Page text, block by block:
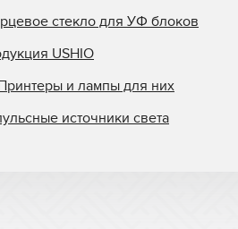
стекло для УФ блоков
USHIO
и лампы для них
источники света